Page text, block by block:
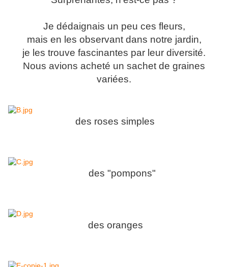
Je dédaignais un peu ces fleurs,
mais en les observant dans notre jardin,
je les trouve fascinantes par leur diversité.
Nous avions acheté un sachet de graines
variées.
des roses simples
des "pompons"
des oranges